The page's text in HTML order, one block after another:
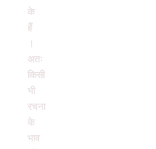
के
हैं
अतः
किसी
भी
रचना
के
भाव